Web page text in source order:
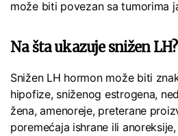
može biti povezan sa tumorima
Na šta ukazuje snižen LH?
Snižen LH hormon može biti
hipofize, sniženog estrogena,
žena, amenoreje, preterane
poremećaja ishrane ili